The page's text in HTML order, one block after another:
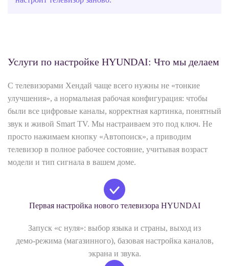
Услуги по настройке HYUNDAI: Что мы делаем
С телевизорами Хендай чаще всего нужны не «тонкие
улучшения», а нормальная рабочая конфигурация: чтобы
были все цифровые каналы, корректная картинка, понятный
звук и живой Smart TV. Мы настраиваем это под ключ. Не
просто нажимаем кнопку «Автопоиск», а приводим
телевизор в полное рабочее состояние, учитывая возраст
модели и тип сигнала в вашем доме.
Первая настройка нового телевизора HYUNDAI
Запуск «с нуля»: выбор языка и страны, выход из
демо‑режима (магазинного), базовая настройка каналов,
экрана и звука.